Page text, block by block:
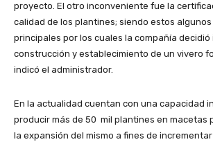
proyecto. El otro inconveniente fue la
calidad de los plantines; siendo estos
principales por los cuales la compañía decidió
construcción y establecimiento de un vivero
indicó el administrador.
En la actualidad cuentan con una capacidad
producir más de 50 mil plantines en macetas
la expansión del mismo a fines de